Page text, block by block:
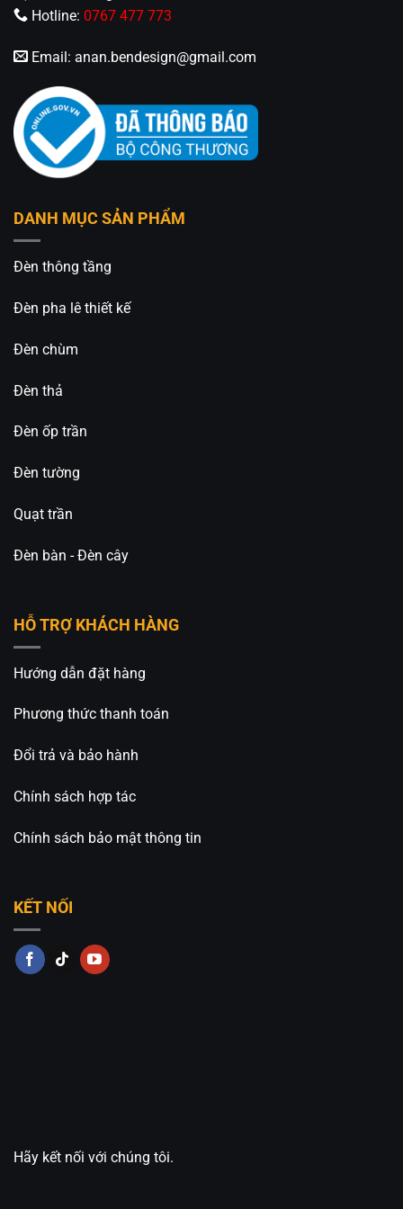
An An Decor
🏢CN 2: 511 Ngô Gia Tự, P. Đức Giang, Q.Long
Biên, Tp. Hà Nội
Hotline: 0826.227.227 – 0813.160.160 –
Fanpage:
Hotline: 0767 477 773
Email: anan.bendesign@gmail.com
DANH MỤC SẢN PHẨM
Đèn thông tầng
Đèn pha lê thiết kế
Đèn chùm
Đèn thả
Đèn ốp trần
Đèn tường
Quạt trần
Đèn bàn - Đèn cây
HỖ TRỢ KHÁCH HÀNG
Hướng dẫn đặt hàng
Phương thức thanh toán
Đổi trả và bảo hành
Chính sách hợp tác
Chính sách bảo mật thông tin
KẾT NỐI
Hãy kết nối với chúng tôi.